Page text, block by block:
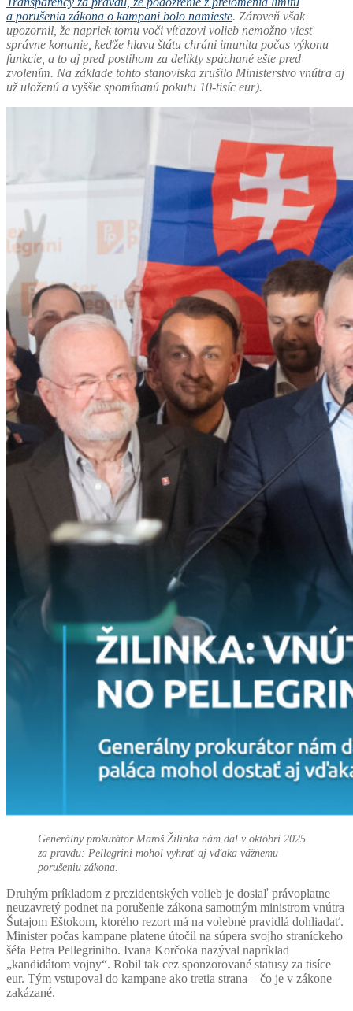
a porušenia zákona o kampani bolo namieste. Zároveň však
upozornil, že napriek tomu voči víťazovi volieb nemožno viesť
správne konanie, keďže hlavu štátu chráni imunita počas výkonu
funkcie, a to aj pred postihom za delikty spáchané ešte pred
zvolením. Na základe tohto stanoviska zrušilo Ministerstvo vnútra aj
už uloženú a vyššie spomínanú pokutu 10-tisíc eur).
Generálny prokurátor Maroš Žilinka nám dal v októbri 2025
za pravdu: Pellegrini mohol vyhrať aj vďaka vážnemu
porušeniu zákona.
Druhým príkladom z prezidentských volieb je dosiaľ právoplatne
neuzavretý podnet na porušenie zákona samotným ministrom vnútra
Šutajom Eštokom, ktorého rezort má na volebné pravidlá dohliadať.
Minister počas kampane platene útočil na súpera svojho straníckeho
šéfa Petra Pellegriniho. Ivana Korčoka nazýval napríklad
„kandidátom vojny“. Robil tak cez sponzorované statusy za tisíce
eur. Tým vstupoval do kampane ako tretia strana – čo je v zákone
zakázané.